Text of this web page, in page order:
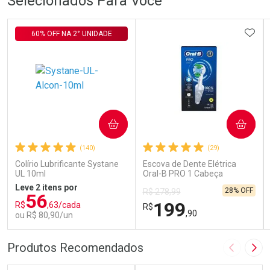
(140)
Colírio Lubrificante Systane
UL 10ml
60% OFF NA 2° UNIDADE
Leve 2 itens por
R$56,63/cada
ou R$ 80,90/un
COMPRAR
FECHAR
FECHAR
Por Menos
(29)
Escova de Dente Elétrica
Oral-B PRO 1 Cabeça
Redonda Recarregável 1
Unidade
R$ 278,99
R$199,90
28% OFF
COMPRAR
Por Menos
Produtos Recomendados Imagem